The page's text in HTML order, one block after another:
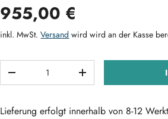
Normaler Preis
955,00 €
inkl. MwSt.Versand wird wird an der Kasse
MENGE VERRINGERNMENGE ERHÖHEN
Lieferung erfolgt innerhalb von 8-12